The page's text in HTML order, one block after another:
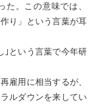
。この意味では、
り」という言葉が耳
という言葉で今年研
雇用に相当するが、
ルダウンを来してい